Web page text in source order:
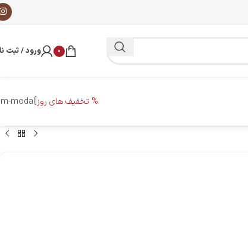
0 ورود / ثبت
% تخفیف های روز[dm-modal]